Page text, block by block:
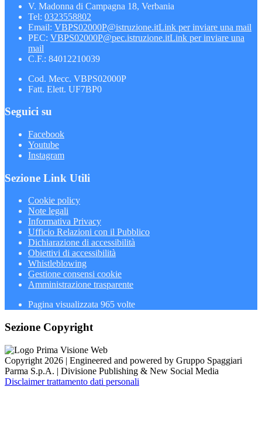
V. Madonna di Campagna 18, Verbania
Tel: 0323558802
Email: VBPS02000P@istruzione.itLink per inviare una mail
PEC: VBPS02000P@pec.istruzione.itLink per inviare una
mail
C.F.: 84012210039
Cod. Mecc. VBPS02000P
Fatt. Elett. UF7BP0
Seguici su
Facebook
Youtube
Instagram
Sezione Link Utili
Cookie policy
Note legali
Informativa Privacy
Ufficio Relazioni con il Pubblico
Dichiarazione di accessibilità
Obiettivi di accessibilità
Whistleblowing
Gestione consensi cookie
Amministrazione trasparente
Pagina visualizzata 965 volte
Sezione Copyright
Copyright 2026 | Engineered and powered by Gruppo Spaggiari
Parma S.p.A. | Divisione Publishing & New Social Media
Disclaimer trattamento dati personali